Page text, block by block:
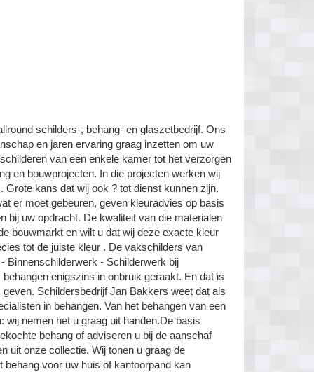
schilders-, behang- en glaszetbedrijf. Ons
en jaren ervaring graag inzetten om uw
van een enkele kamer tot het verzorgen
en bouwprojecten. In die projecten werken wij
kans dat wij ook ? tot dienst kunnen zijn.
er moet gebeuren, geven kleuradvies op basis
bij uw opdracht. De kwaliteit van die materialen
bouwmarkt en wilt u dat wij deze exacte kleur
tot de juiste kleur . De vakschilders van
Binnenschilderwerk - Schilderwerk bij
enigszins in onbruik geraakt. En dat is
Schildersbedrijf Jan Bakkers weet dat als
in behangen. Van het behangen van een
nemen het u graag uit handen.De basis
behang of adviseren u bij de aanschaf
uit onze collectie. Wij tonen u graag de
voor uw huis of kantoorpand kan